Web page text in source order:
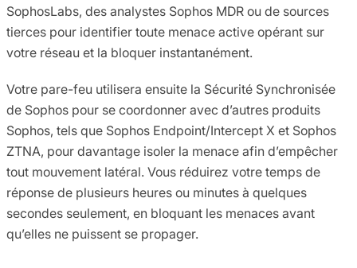
SophosLabs, des analystes Sophos MDR ou de sources
tierces pour identifier toute menace active opérant sur
votre réseau et la bloquer instantanément.
Votre pare-feu utilisera ensuite la Sécurité Synchronisée
de Sophos pour se coordonner avec d’autres produits
Sophos, tels que Sophos Endpoint/Intercept X et Sophos
ZTNA, pour davantage isoler la menace afin d’empêcher
tout mouvement latéral. Vous réduirez votre temps de
réponse de plusieurs heures ou minutes à quelques
secondes seulement, en bloquant les menaces avant
qu’elles ne puissent se propager.